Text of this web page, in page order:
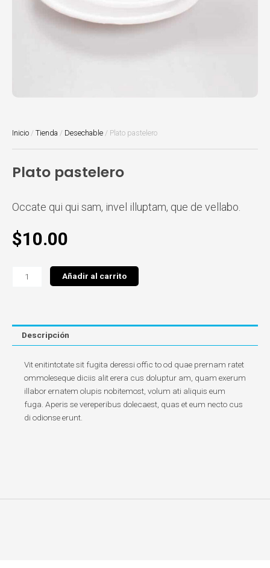
Inicio / Tienda / Desechable / Plato pastelero
Plato pastelero
Occate qui qui sam, invel illuptam, que de vellabo.
$10.00
Plato
Añadir al carrito
Descripción
Vit enitintotate sit fugita deressi offic to od quae prernam ratet
ommoleseque diciis alit erera cus doluptur am, quam exerum
illabor ernatem olupis nobitemost, volum ati aliquis eum
fuga. Aperis se vereperibus dolecaest, quas et eum necto cus
di odionse erunt.